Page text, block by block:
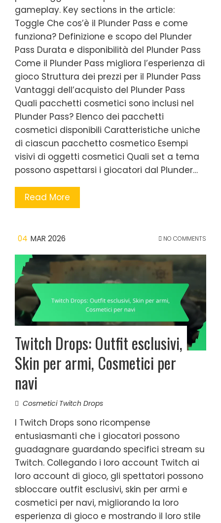
gameplay. Key sections in the article:
Toggle Che cos’è il Plunder Pass e come
funziona? Definizione e scopo del Plunder
Pass Durata e disponibilità del Plunder Pass
Come il Plunder Pass migliora l’esperienza di
gioco Struttura dei prezzi per il Plunder Pass
Vantaggi dell’acquisto del Plunder Pass
Quali pacchetti cosmetici sono inclusi nel
Plunder Pass? Elenco dei pacchetti
cosmetici disponibili Caratteristiche uniche
di ciascun pacchetto cosmetico Esempi
visivi di oggetti cosmetici Quali set a tema
possono aspettarsi i giocatori dal Plunder…
Read More
04 MAR 2026 NO COMMENTS
Twitch Drops: Outfit esclusivi,
Skin per armi, Cosmetici per
navi
Cosmetici Twitch Drops
I Twitch Drops sono ricompense
entusiasmanti che i giocatori possono
guadagnare guardando specifici stream su
Twitch. Collegando i loro account Twitch ai
loro account di gioco, gli spettatori possono
sbloccare outfit esclusivi, skin per armi e
cosmetici per navi, migliorando la loro
esperienza di gioco e mostrando il loro stile